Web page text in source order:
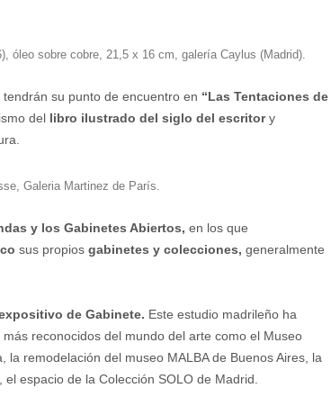
óleo sobre cobre, 21,5 x 16 cm, galería Caylus (Madrid).
su punto de encuentro en “Las Tentaciones de
del libro ilustrado del siglo del escritory
Galeria Martinez de París.
y los Gabinetes Abiertos, en los que
sus propios gabinetes y colecciones, generalmente
de Gabinete. Este estudio madrileño ha
reconocidos del mundo del arte como el Museo
remodelación del museo MALBA de Buenos Aires, la
espacio de la Colección SOLO de Madrid.